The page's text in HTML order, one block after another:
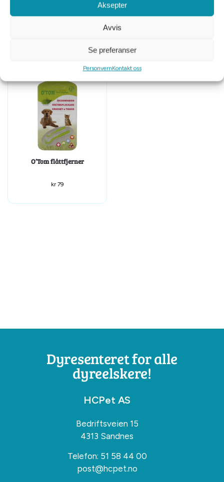
Aksepter
Avvis
Se preferanser
PersonvernKontakt oss
Karlie gentleman wrap 59x20cm
M
loppeskummiddel 150ml
O’Tom flåttfjerner
kr79
Dyresenteret for alle
dyreelskere!
HCPet AS
Bedriftsveien 15
4313 Sandnes
Telefon: 51 58 44 00
post@hcpet.no